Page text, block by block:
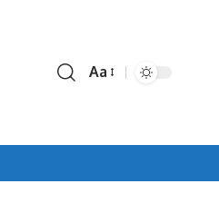
Font
Aa